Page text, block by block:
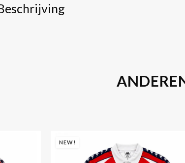
NEW!